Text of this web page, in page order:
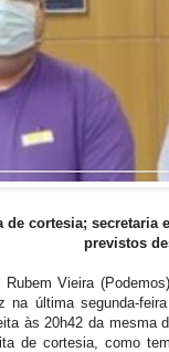
cortesia; secretaria
previstos
Vieira
última segunda-
às 20h42 da mesma
de cortesia, como